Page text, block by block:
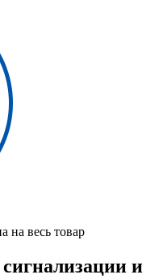
на весь товар
и